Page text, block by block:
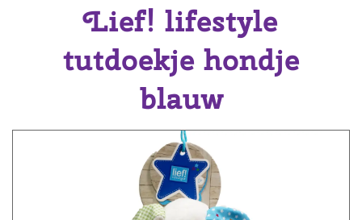
Lief! lifestyle
tutdoekje hondje
blauw